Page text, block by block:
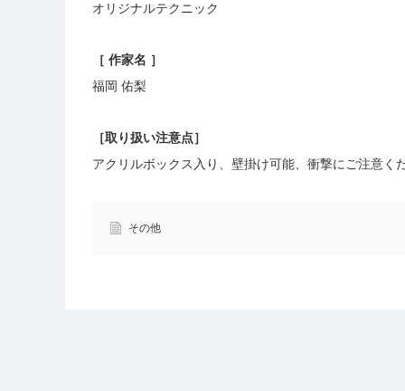
オリジナルテクニック
［ 作家名 ］
福岡 佑梨
［取り扱い注意点］
アクリルボックス入り、壁掛け可能、衝撃にご注意く
その他